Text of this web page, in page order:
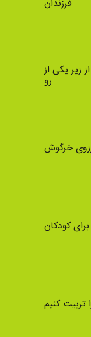
فرزندان
زیر یکی از
رو
خرگوش
کودکان
تربیت کنیم